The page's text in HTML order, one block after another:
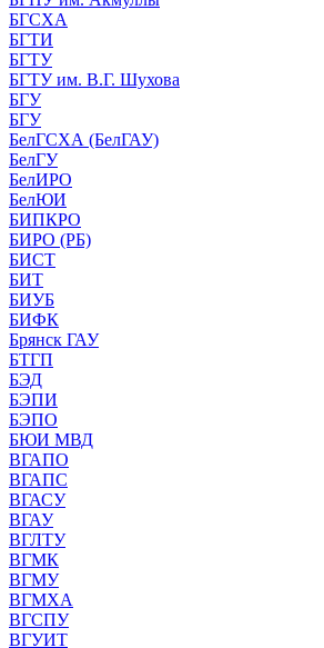
БГСХА
БГТИ
БГТУ
БГТУ им. В.Г. Шухова
БГУ
БГУ
БелГСХА (БелГАУ)
БелГУ
БелИРО
БелЮИ
БИПКРО
БИРО (РБ)
БИСТ
БИТ
БИУБ
БИФК
Брянск ГАУ
БТГП
БЭД
БЭПИ
БЭПО
БЮИ МВД
ВГАПО
ВГАПС
ВГАСУ
ВГАУ
ВГЛТУ
ВГМК
ВГМУ
ВГМХА
ВГСПУ
ВГУИТ